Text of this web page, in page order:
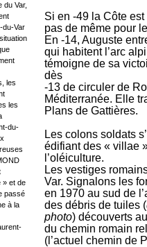
du Var,
du-Var
les
les
du-
» et de
passé
à la
Si en -49 la Côte
pas de même pour
En -14, Auguste
qui habitent l’arc
témoigne de sa
dès
-13 de circuler de
Méditerranée. Elle
Plans de Gattières.
Les colons soldats
édifiant des « villae
l’oléiculture.
Les vestiges
Var. Signalons les
en 1970 au sud de
des débris de tuiles (
photo) découverts
du chemin romain
(l’actuel chemin de